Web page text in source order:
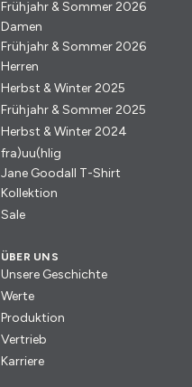
Frühjahr & Sommer 2026
Damen
Frühjahr & Sommer 2026
Herren
Herbst & Winter 2025
Frühjahr & Sommer 2025
Herbst & Winter 2024
fra)uu(hlig
Jane Goodall T-Shirt
Kollektion
Sale
ÜBER UNS
Unsere Geschichte
Werte
Produktion
Vertrieb
Karriere